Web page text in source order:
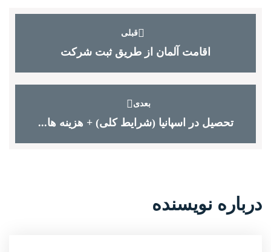
قبلی
اقامت آلمان از طریق ثبت شرکت
بعدی
تحصیل در اسپانیا (شرایط کلی) + هزینه ها...
درباره نویسنده